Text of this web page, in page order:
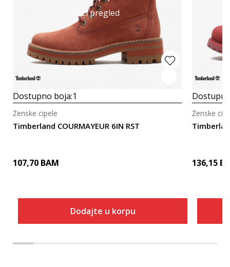
Brzi pregled
Dostupno boja:1
Timberland COURMAYEUR 6IN RST
Ženske cipele
107,70 BAM
Dodajte u korpu
Ženske
136,15